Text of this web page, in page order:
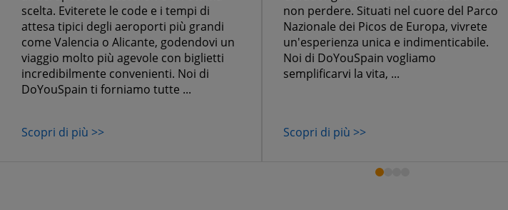
scelta. Eviterete le code e i tempi di
attesa tipici degli aeroporti più grandi
come Valencia o Alicante, godendovi un
viaggio molto più agevole con biglietti
incredibilmente convenienti. Noi di
DoYouSpain ti forniamo tutte ...
Scopri di più >>
non perdere. Situati nel cuore del Parco
Nazionale dei Picos de Europa, vivrete
un'esperienza unica e indimenticabile.
Noi di DoYouSpain vogliamo
semplificarvi la vita, ...
Scopri di più >>